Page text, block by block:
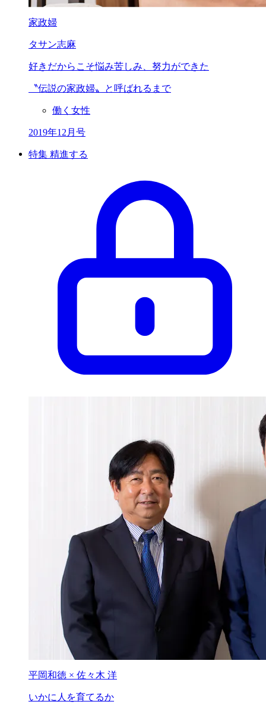
家政婦
タサン志麻
好きだからこそ悩み苦しみ、努力ができた
〝伝説の家政婦〟と呼ばれるまで
働く女性
2019年12月号
特集 精進する
平岡和徳 × 佐々木 洋
いかに人を育てるか